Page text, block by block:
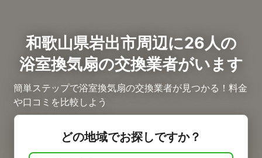
和歌山県岩出市周辺に26人の
浴室換気扇の交換業者がいます
簡単ステップで浴室換気扇の交換業者が見つかる！料金
や口コミを比較しよう
どの地域でお探しですか？